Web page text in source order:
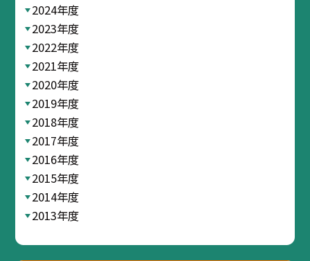
2024年度
2023年度
2022年度
2021年度
2020年度
2019年度
2018年度
2017年度
2016年度
2015年度
2014年度
2013年度